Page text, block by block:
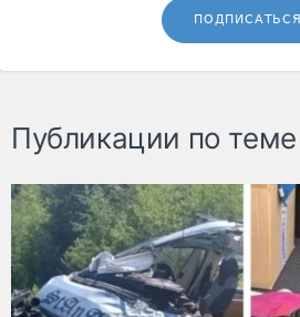
ПОДПИСАТЬСЯ
Публикации по теме